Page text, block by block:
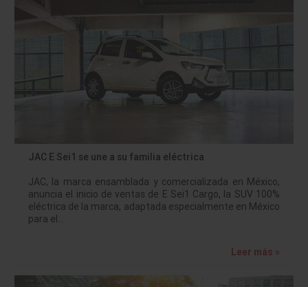
JAC E Sei1 se une a su familia eléctrica
JAC, la marca ensamblada y comercializada en México,
anuncia el inicio de ventas de E Sei1 Cargo, la SUV 100%
eléctrica de la marca, adaptada especialmente en México
para el…
Leer más »